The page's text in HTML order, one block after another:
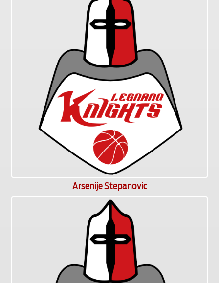
Arsenije Stepanovic